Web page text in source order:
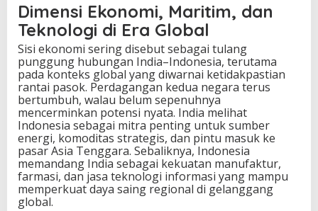
Dimensi Ekonomi, Maritim, dan
Teknologi di Era Global
Sisi ekonomi sering disebut sebagai tulang
punggung hubungan India–Indonesia, terutama
pada konteks global yang diwarnai ketidakpastian
rantai pasok. Perdagangan kedua negara terus
bertumbuh, walau belum sepenuhnya
mencerminkan potensi nyata. India melihat
Indonesia sebagai mitra penting untuk sumber
energi, komoditas strategis, dan pintu masuk ke
pasar Asia Tenggara. Sebaliknya, Indonesia
memandang India sebagai kekuatan manufaktur,
farmasi, dan jasa teknologi informasi yang mampu
memperkuat daya saing regional di gelanggang
global.